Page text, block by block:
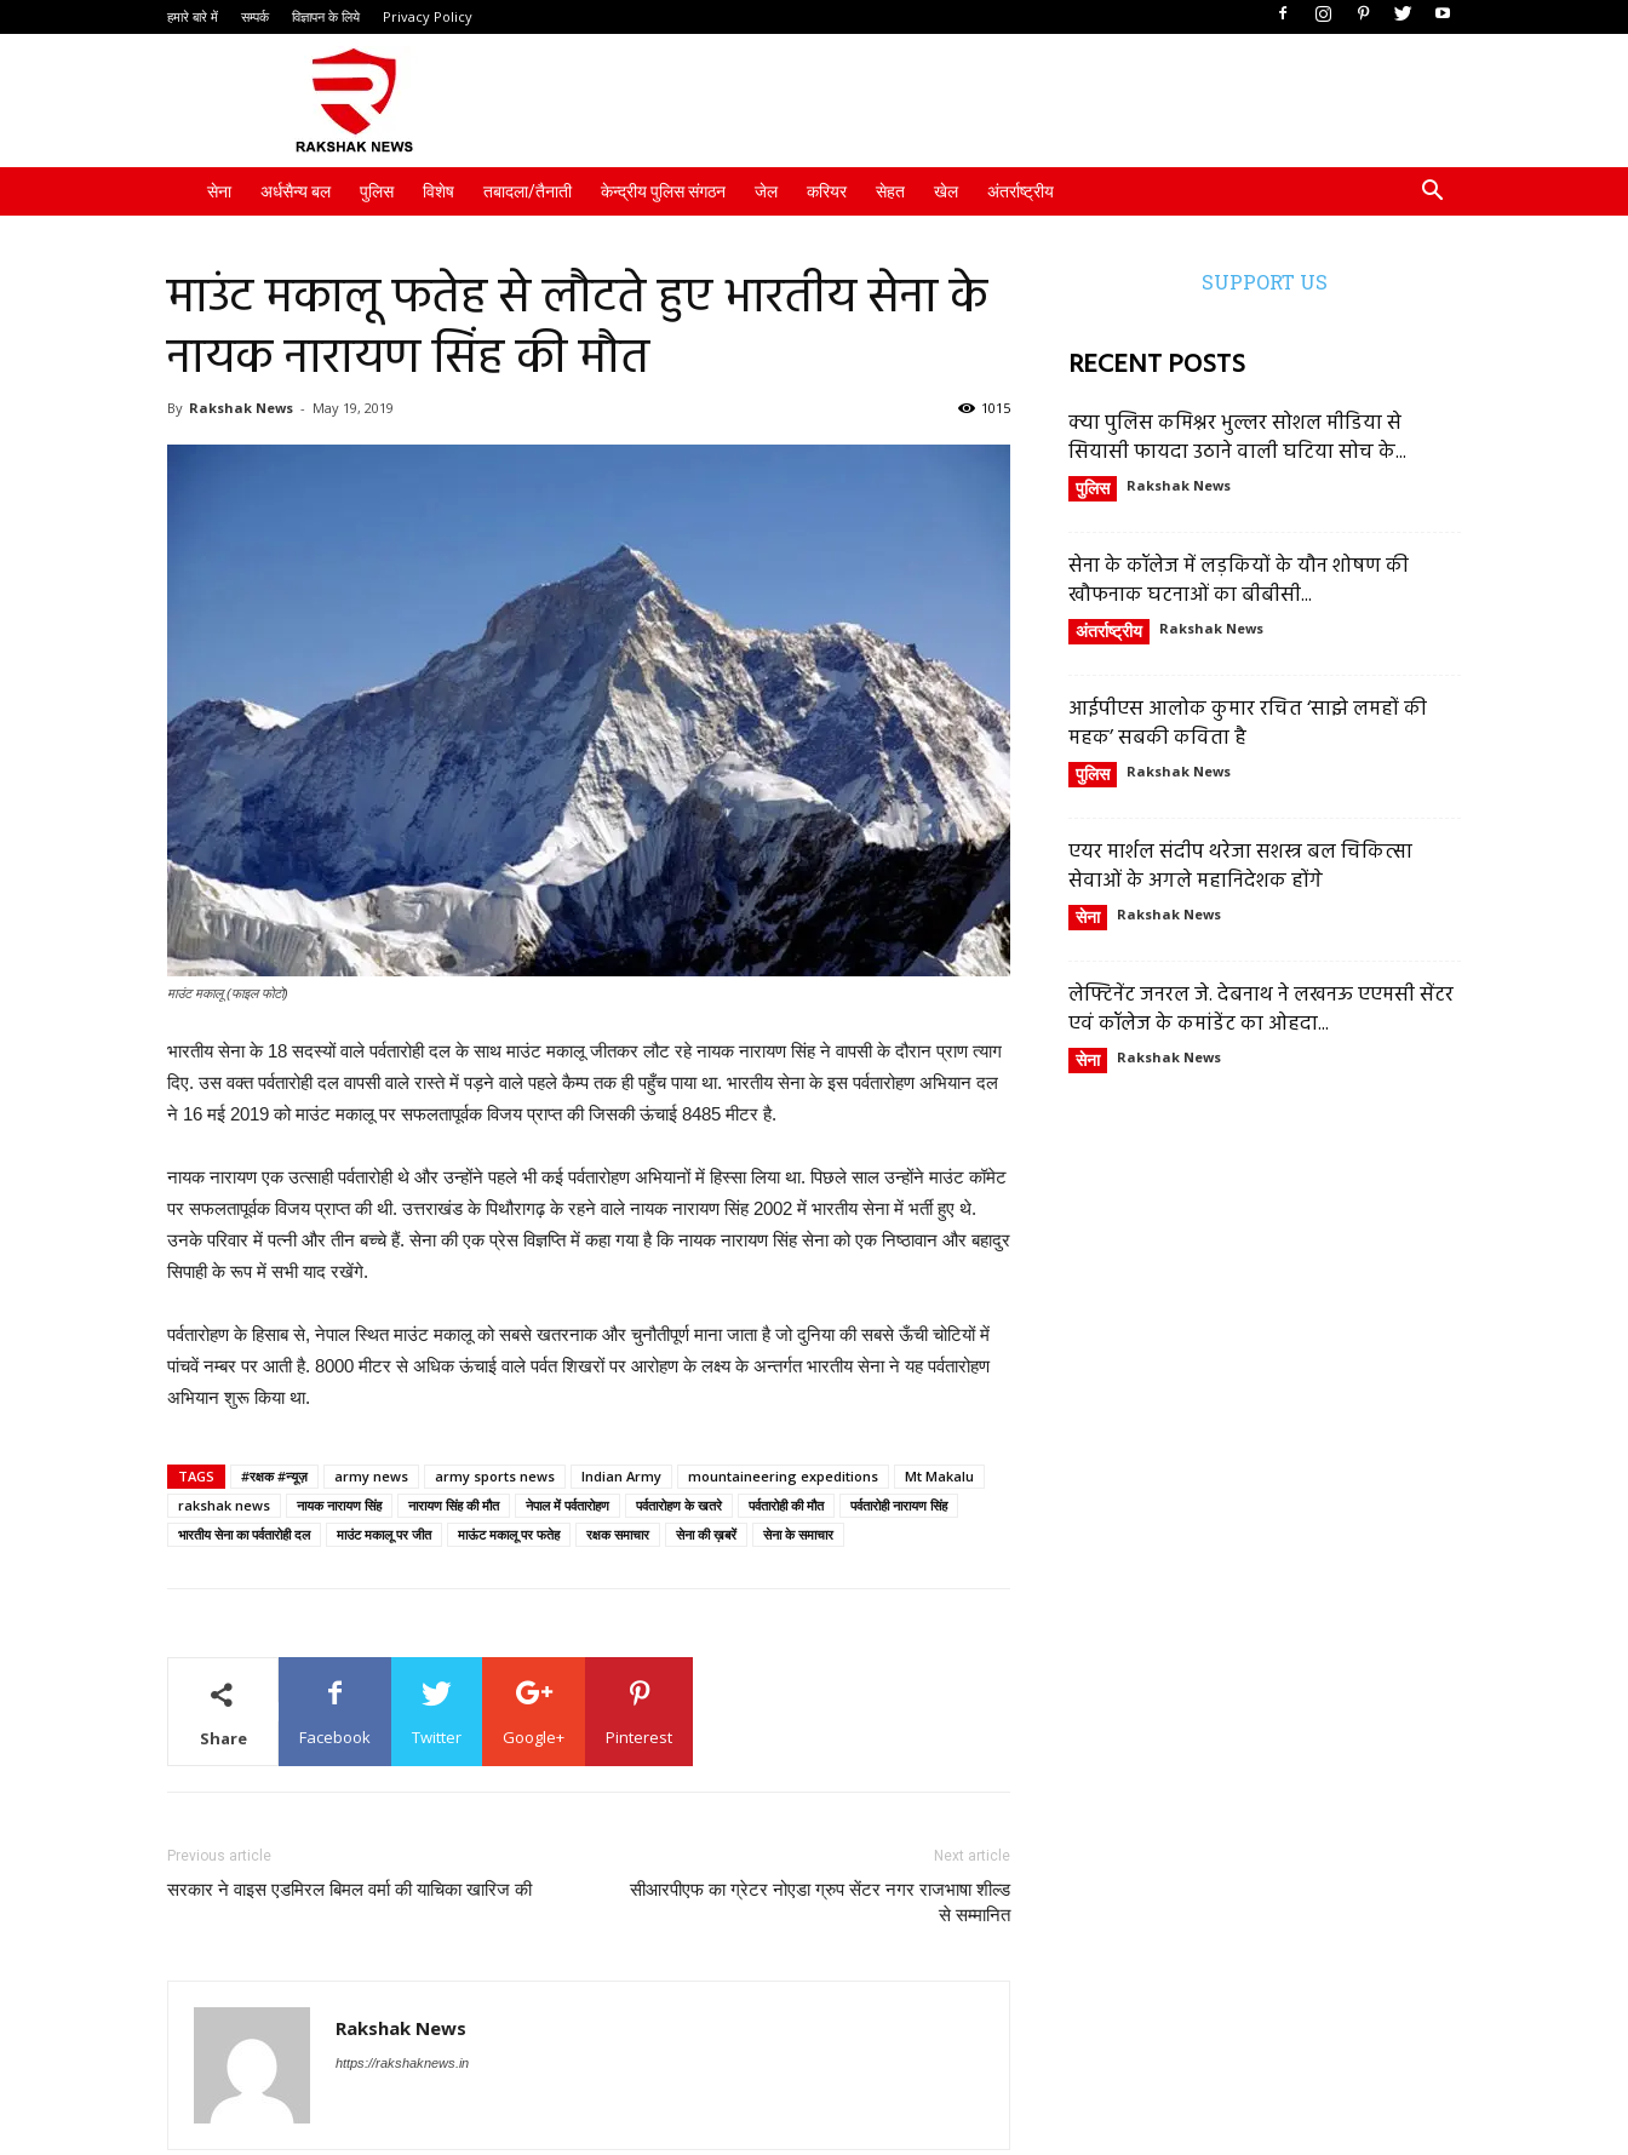
हमारे बारे में सम्पर्क विज्ञापन के लिये Privacy Policy
सेना अर्धसैन्य बल पुलिस विशेष तबादला/तैनाती केन्द्रीय पुलिस संगठन जेल करियर सेहत खेल अंतर्राष्ट्रीय
माउंट मकालू फतेह से लौटते हुए भारतीय सेना के
नायक नारायण सिंह की मौत
By Rakshak News - May 19, 2019 1015
माउंट मकालू (फाइल फोटो)
भारतीय सेना के 18 सदस्यों वाले पर्वतारोही दल के साथ माउंट मकालू जीतकर लौट रहे नायक नारायण सिंह ने वापसी के दौरान प्राण त्याग
दिए. उस वक्त पर्वतारोही दल वापसी वाले रास्ते में पड़ने वाले पहले कैम्प तक ही पहुँच पाया था. भारतीय सेना के इस पर्वतारोहण अभियान दल
ने 16 मई 2019 को माउंट मकालू पर सफलतापूर्वक विजय प्राप्त की जिसकी ऊंचाई 8485 मीटर है.
नायक नारायण एक उत्साही पर्वतारोही थे और उन्होंने पहले भी कई पर्वतारोहण अभियानों में हिस्सा लिया था. पिछले साल उन्होंने माउंट कॉमेट
पर सफलतापूर्वक विजय प्राप्त की थी. उत्तराखंड के पिथौरागढ़ के रहने वाले नायक नारायण सिंह 2002 में भारतीय सेना में भर्ती हुए थे.
उनके परिवार में पत्नी और तीन बच्चे हैं. सेना की एक प्रेस विज्ञप्ति में कहा गया है कि नायक नारायण सिंह सेना को एक निष्ठावान और बहादुर
सिपाही के रूप में सभी याद रखेंगे.
पर्वतारोहण के हिसाब से, नेपाल स्थित माउंट मकालू को सबसे खतरनाक और चुनौतीपूर्ण माना जाता है जो दुनिया की सबसे ऊँची चोटियों में
पांचवें नम्बर पर आती है. 8000 मीटर से अधिक ऊंचाई वाले पर्वत शिखरों पर आरोहण के लक्ष्य के अन्तर्गत भारतीय सेना ने यह पर्वतारोहण
अभियान शुरू किया था.
TAGS #रक्षक #न्यूज़ army news army sports news Indian Army mountaineering expeditions
Mt Makalu
rakshak news
नायक नारायण सिंह नारायण सिंह की मौत नेपाल में पर्वतारोहण पर्वतारोहण के खतरे पर्वतारोही की मौत
पर्वतारोही नारायण सिंह
भारतीय सेना का पर्वतारोही दल
माउंट मकालू पर जीत माऊंट मकालू पर फतेह रक्षक समाचार सेना की ख़बरें सेना के समाचार
Share Facebook Twitter Google+ Pinterest
Previous article
सरकार ने वाइस एडमिरल बिमल वर्मा की याचिका खारिज की
Next article
सीआरपीएफ का ग्रेटर नोएडा ग्रुप सेंटर नगर राजभाषा शील्ड
से सम्मानित
Rakshak News
https://rakshaknews.in
SUPPORT US
RECENT POSTS
क्या पुलिस कमिश्नर भुल्लर सोशल मीडिया से
सियासी फायदा उठाने वाली घटिया सोच के...
पुलिस Rakshak News
सेना के कॉलेज में लड़कियों के यौन शोषण की
खौफनाक घटनाओं का बीबीसी...
अंतर्राष्ट्रीय Rakshak News
आईपीएस आलोक कुमार रचित ‘साझे लमहों की
महक’ सबकी कविता है
पुलिस Rakshak News
एयर मार्शल संदीप थरेजा सशस्त्र बल चिकित्सा
सेवाओं के अगले महानिदेशक होंगे
सेना Rakshak News
लेफ्टिनेंट जनरल जे. देबनाथ ने लखनऊ एएमसी सेंटर
एवं कॉलेज के कमांडेंट का ओहदा...
सेना Rakshak News